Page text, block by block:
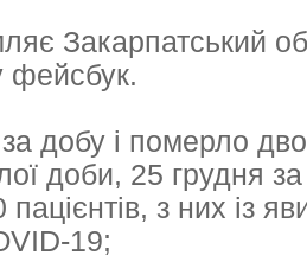
Закарпатський
фейсбук.
добу і померло
доби, 25 грудня
з них із
19;